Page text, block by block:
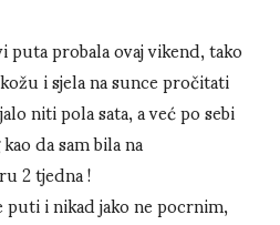
puta probala ovaj vikend, tako
i sjela na sunce pročitati
niti pola sata, a već po sebi
da sam bila na
2 tjedna !
i nikad jako ne pocrnim,